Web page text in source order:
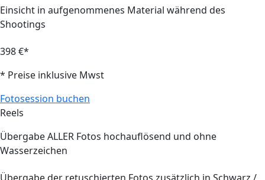
Einsicht in aufgenommenes Material während des
Shootings
398 €*
* Preise inklusive Mwst
Fotosession buchen
Reels
Übergabe ALLER Fotos hochauflösend und ohne
Wasserzeichen